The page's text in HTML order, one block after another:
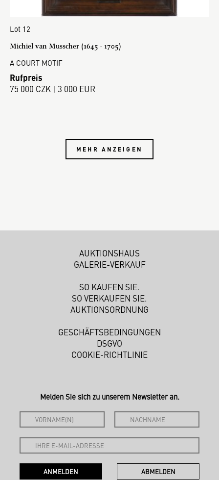
Lot 12
Michiel van Musscher (1645 - 1705)
A COURT MOTIF
Rufpreis
75 000 CZK | 3 000 EUR
MEHR ANZEIGEN
AUKTIONSHAUS
GALERIE-VERKAUF
SO KAUFEN SIE.
SO VERKAUFEN SIE.
AUKTIONSORDNUNG
GESCHÄFTSBEDINGUNGEN
DSGVO
COOKIE-RICHTLINIE
Melden Sie sich zu unserem Newsletter an.